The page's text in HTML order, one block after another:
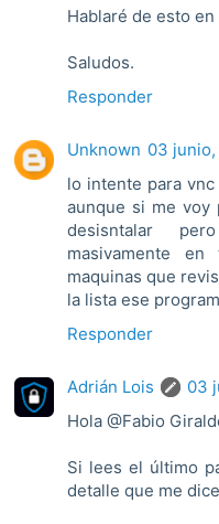
Hablaré de esto
Saludos.
Responder
Unknown 03 junio,
lo intente para
aunque si me voy
desisntalar
masivamente
maquinas que
la lista ese
Responder
Adrián Lois
03
Hola @Fabio
Si lees el último
detalle que me